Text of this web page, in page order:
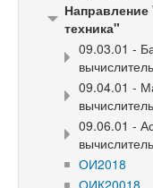
техника"
09.03.01 -
09.04.01 -
09.06.01 -
ОИ2018
ОИК20018